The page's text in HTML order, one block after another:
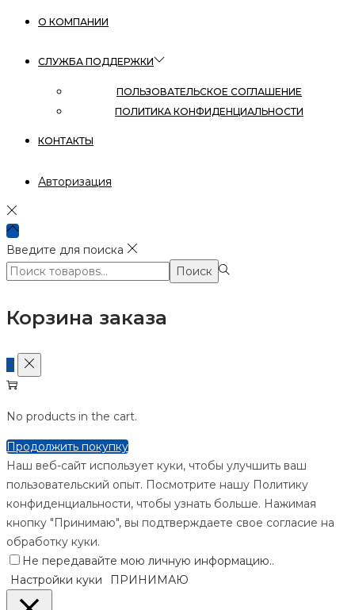
О КОМПАНИИ
СЛУЖБА ПОДДЕРЖКИ
ПОЛЬЗОВАТЕЛЬСКОЕ СОГЛАШЕНИЕ
ПОЛИТИКА КОНФИДЕНЦИАЛЬНОСТИ
КОНТАКТЫ
Авторизация
Введите для поиска
Поиск:>
Поиск
Корзина заказа
0
No products in the cart.
Продолжить покупку
Наш веб-сайт использует куки, чтобы улучшить ваш
пользовательский опыт. Посмотрите нашу Политику
конфиденциальности, чтобы узнать больше. Нажимая
кнопку "Принимаю", вы подтверждаете свое согласие на
обработку куки.
Не передавайте мою личную информацию..
Настройки куки
ПРИНИМАЮ